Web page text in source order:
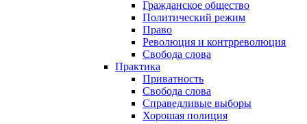
Гражданское общество
Политический режим
Право
Революция и контрреволюция
Свобода слова
Практика
Приватность
Свобода слова
Справедливые выборы
Хорошая полиция